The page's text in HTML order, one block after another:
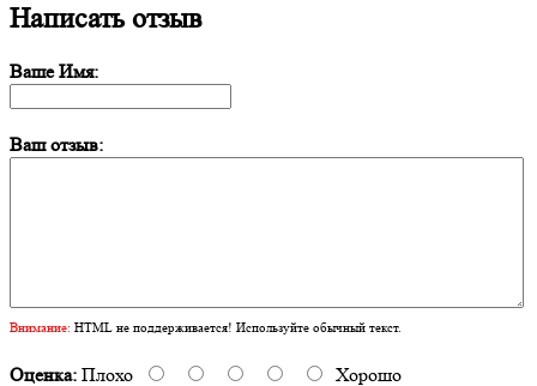
Написать отзыв
Ваше Имя:
Ваш отзыв:
Внимание: HTML не поддерживается! Используйте обычный текст.
Оценка: Плохо Хорошо